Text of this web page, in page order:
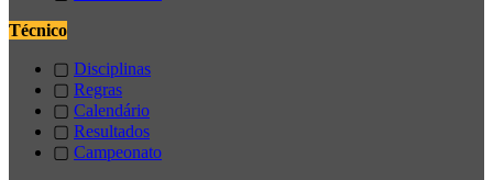
Técnico
▢ Disciplinas
▢ Regras
▢ Calendário
▢ Resultados
▢ Campeonato